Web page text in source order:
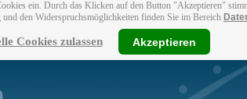
ein. Durch das Klicken auf den Button "Akzeptieren"
den Widerspruchsmöglichkeiten finden Sie im Bereich
Cookies zulassen Akzeptieren